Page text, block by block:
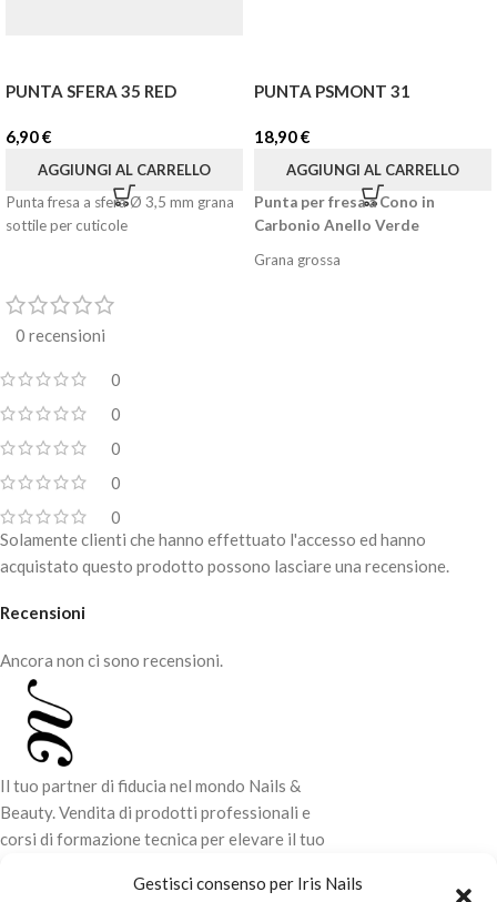
Gestisci consenso per Iris Nails
PUNTA SFERA 35 RED
6,90€
AGGIUNGI AL CARRELLO
Punta fresa a sfera Ø 3,5 mm grana
sottile per cuticole
PUNTA PSMONT 31
18,90€
AGGIUNGI AL CARRELLO
Punta per fresa a Cono in
Carbonio Anello Verde
Grana grossa
0 recensioni
0
0
0
0
0
Recensioni
Ancora non ci sono recensioni.
Solamente clienti che hanno effettuato l'accesso ed hanno
acquistato questo prodotto possono lasciare una recensione.
Il tuo partner di fiducia nel mondo Nails &
Beauty. Vendita di prodotti professionali e
corsi di formazione tecnica per elevare il tuo